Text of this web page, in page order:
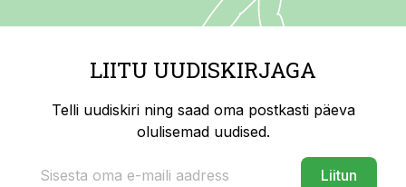
LIITU UUDISKIRJAGA
Telli uudiskiri ning saad oma postkasti päeva
olulisemad uudised.
Liitun